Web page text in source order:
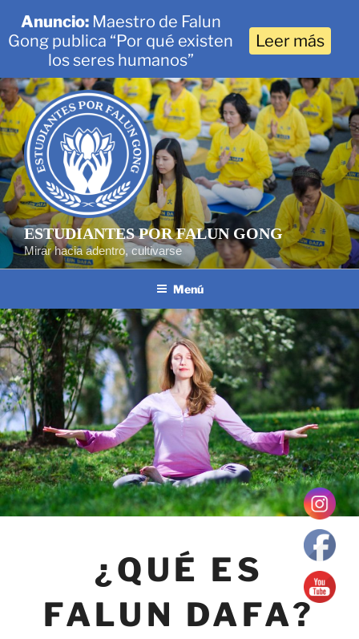
Saltar
al
contenido
ESTUDIANTES POR FALUN GONG
Mirar hacia adentro, cultivarse
Menú
¿QUÉ ES
FALUN DAFA?
Anuncio:Maestro de Falun
Gong publica “Por qué existen
los seres humanos”
Leer más